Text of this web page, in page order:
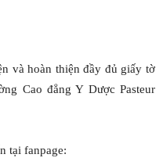
và hoàn thiện đầy đủ giấy tờ
Cao đẳng Y Dược Pasteur
tại fanpage: